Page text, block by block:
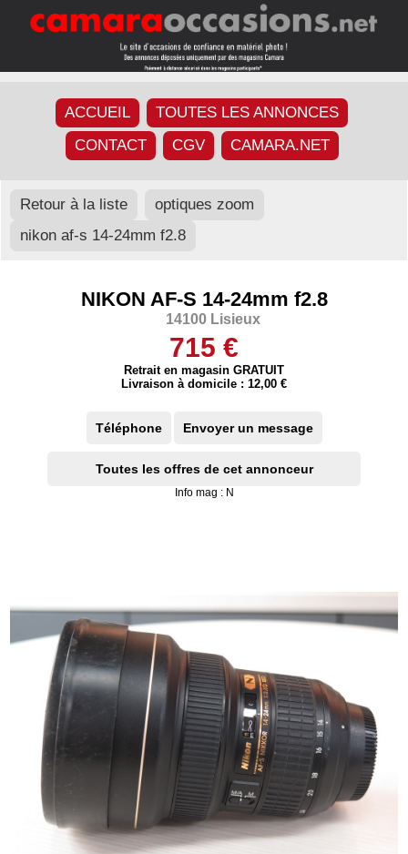
ACCUEIL
TOUTES LES ANNONCES
CONTACT
CGV CAMARA.NET
Retour à la liste
optiques zoom
nikon af-s 14-24mm f2.8
NIKON AF-S 14-24mm f2.8
14100 Lisieux
715 €
Retrait en magasin GRATUIT
Livraison à domicile : 12,00 €
Téléphone Envoyer un message
Toutes les offres de cet annonceur
Info mag : N